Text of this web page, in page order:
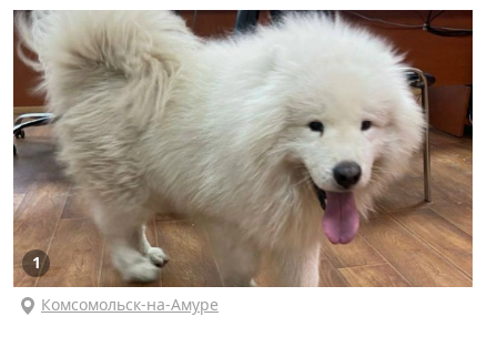
1
Комсомольск-на-Амуре